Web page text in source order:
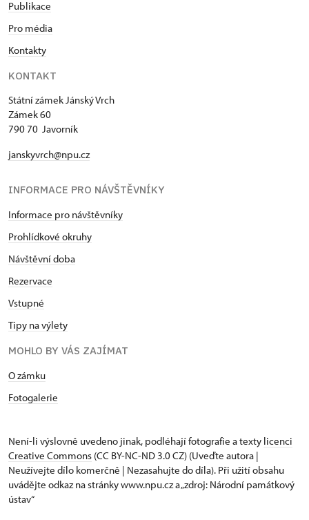
Publikace
Pro média
Kontakty
KONTAKT
Státní zámek Jánský Vrch
Zámek 60
790 70 Javorník
janskyvrch@npu.cz
INFORMACE PRO NÁVŠTĚVNÍKY
Informace pro návštěvníky
Prohlídkové okruhy
Návštěvní doba
Rezervace
Vstupné
Tipy na výlety
MOHLO BY VÁS ZAJÍMAT
O zámku
Fotogalerie
Není-li výslovně uvedeno jinak, podléhají fotografie a texty licenci
Creative Commons (CC BY-NC-ND 3.0 CZ) (Uveďte autora |
Neužívejte dílo komerčně | Nezasahujte do díla). Při užití obsahu
uvádějte odkaz na stránky www.npu.cz a „zdroj: Národní památkový
ústav“